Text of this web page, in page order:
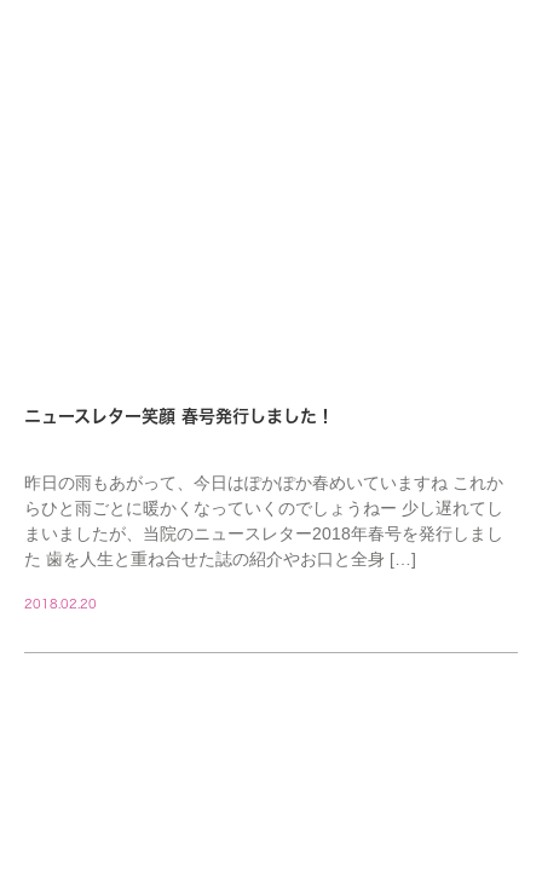
ニュースレター笑顔 春号発行しました！
昨日の雨もあがって、今日はぽかぽか春めいていますね これか
らひと雨ごとに暖かくなっていくのでしょうねー 少し遅れてし
まいましたが、当院のニュースレター2018年春号を発行しまし
た 歯を人生と重ね合せた誌の紹介やお口と全身 […]
2018.02.20